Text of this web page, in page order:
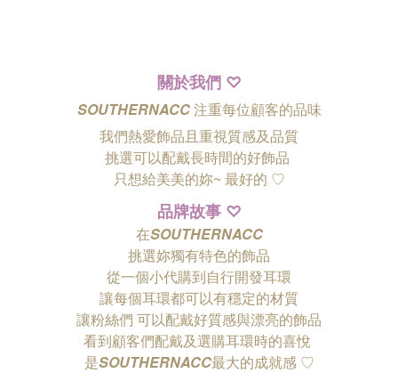
關於我們 ♡
SOUTHERNACC注重每位顧客的品味
我們熱愛飾品且重視質感及品質
挑選可以配戴長時間的好飾品
只想給美美的妳~ 最好的 ♡
品牌故事 ♡
在SOUTHERNACC
挑選妳獨有特色的飾品
從一個小代購到自行開發耳環
讓每個耳環都可以有穩定的材質
讓粉絲們 可以配戴好質感與漂亮的飾品
看到顧客們配戴及選購耳環時的喜悅
是SOUTHERNACC最大的成就感 ♡